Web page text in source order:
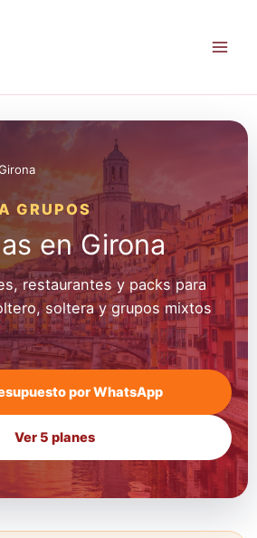
GRUPOS
en Girona
restaurantes y packs para
soltera y grupos mixtos
por WhatsApp
Ver 5 planes